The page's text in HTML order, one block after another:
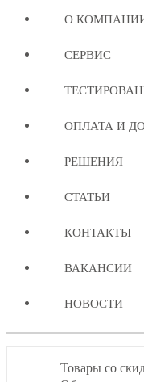
О
СЕРВИС
ОПЛАТА И
РЕШЕНИЯ
СТАТЬИ
КОНТАКТЫ
ВАКАНСИИ
НОВОСТИ
Товары со